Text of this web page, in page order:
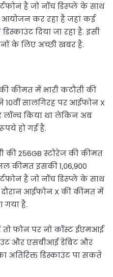
है जो नॉच डिस्प्ले के साथ
कर रहा है जहां कई
दिया जा रहा है. इसी
के लिए अच्छी खबर है.
कीमत में भारी कटौती की
10वीं सालगिरह पर आईफोन X
लॉन्च किया था लेकिन अब
हो गई है.
की 256GB स्टोरेज की कीमत
कीमत इसकी 1,06,900
है जो नॉच डिस्प्ले के साथ
आईफोन X की कीमत में
गया है.
फोन पर नो कॉस्ट ईएमआई
और एसबीआई डेबिट और
अतिरिक्त डिस्काउंट पा सकते